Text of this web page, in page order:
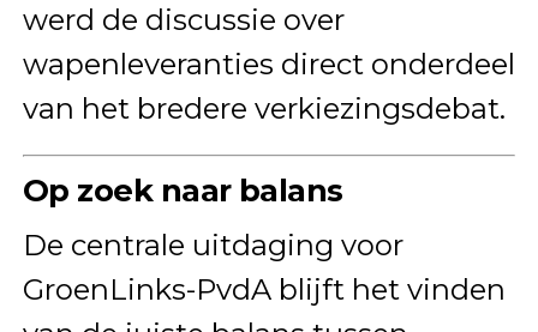
werd de discussie over
wapenleveranties direct onderdeel
van het bredere verkiezingsdebat.
Op zoek naar balans
De centrale uitdaging voor
GroenLinks-PvdA blijft het vinden